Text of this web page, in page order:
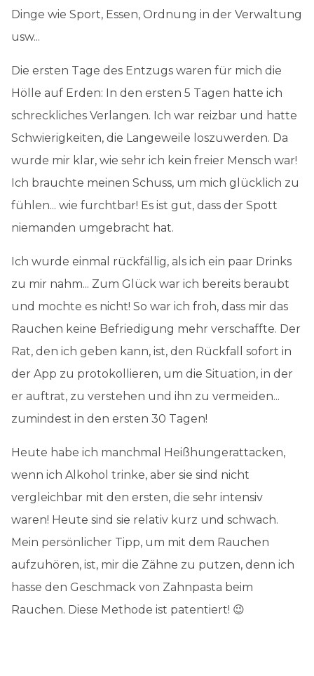
Dinge wie Sport, Essen, Ordnung in der Verwaltung
usw...
Die ersten Tage des Entzugs waren für mich die
Hölle auf Erden: In den ersten 5 Tagen hatte ich
schreckliches Verlangen. Ich war reizbar und hatte
Schwierigkeiten, die Langeweile loszuwerden. Da
wurde mir klar, wie sehr ich kein freier Mensch war!
Ich brauchte meinen Schuss, um mich glücklich zu
fühlen... wie furchtbar! Es ist gut, dass der Spott
niemanden umgebracht hat.
Ich wurde einmal rückfällig, als ich ein paar Drinks
zu mir nahm... Zum Glück war ich bereits beraubt
und mochte es nicht! So war ich froh, dass mir das
Rauchen keine Befriedigung mehr verschaffte. Der
Rat, den ich geben kann, ist, den Rückfall sofort in
der App zu protokollieren, um die Situation, in der
er auftrat, zu verstehen und ihn zu vermeiden...
zumindest in den ersten 30 Tagen!
Heute habe ich manchmal Heißhungerattacken,
wenn ich Alkohol trinke, aber sie sind nicht
vergleichbar mit den ersten, die sehr intensiv
waren! Heute sind sie relativ kurz und schwach.
Mein persönlicher Tipp, um mit dem Rauchen
aufzuhören, ist, mir die Zähne zu putzen, denn ich
hasse den Geschmack von Zahnpasta beim
Rauchen. Diese Methode ist patentiert! 😉